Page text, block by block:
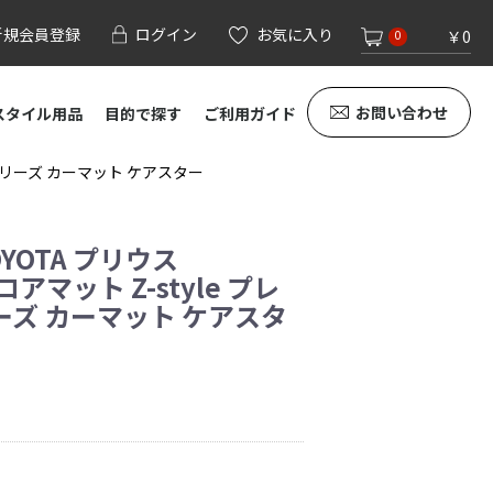
会員登録 ログイン お気に入り 0 ￥0
タイル用品 目的で探す ご利用ガイド お問い合わせ
ーズ カーマット ケアスター
プリウス
アマット Z-style プレ
カーマット ケアスタ